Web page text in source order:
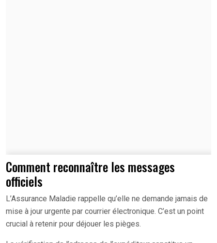
Comment reconnaître les messages
officiels
L’Assurance Maladie rappelle qu’elle ne demande jamais de
mise à jour urgente par courrier électronique. C’est un point
crucial à retenir pour déjouer les pièges.